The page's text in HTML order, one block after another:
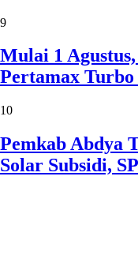
9
Mulai 1
Pertamax
10
Pemkab Abdya
Solar Subsidi,